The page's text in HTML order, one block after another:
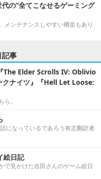
の“全てこなせるゲーミング
メンテナンスしやすい構造もあり
記事
The Elder Scrolls IV: Oblivio
ナイツ』『Hell Let Loose:
。
になっているであろう有志翻訳者
絵日記
で見かけた吉田さんのゲーム絵日